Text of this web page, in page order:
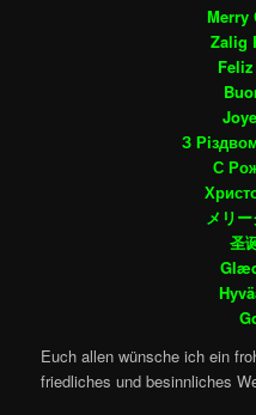
Merry
Zalig
З
С
メリ
圣
Euch allen wünsche ich ein
friedliches und besinnliches